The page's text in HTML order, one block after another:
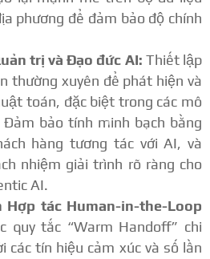
phương để đảm bảo độ chính
trị và Đạo đức AI: Thiết lập
thường xuyên để phát hiện và
toán, đặc biệt trong các mô
Đảm bảo tính minh bạch bằng
hàng tương tác với AI, và
nhiệm giải trình rõ ràng cho
AI.
tác Human-in-the-Loop
quy tắc “Warm Handoff” chi
các tín hiệu cảm xúc và số lần